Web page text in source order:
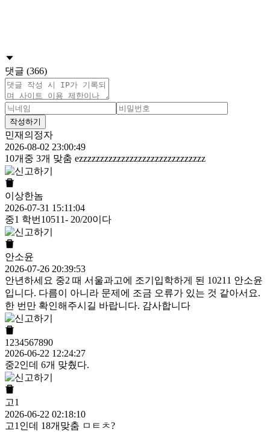
댓글 (366)
작성하기
민재의정자
2026-08-02 23:00:49
10개중 3개 맞춤 ezzzzzzzzzzzzzzzzzzzzzzzzzzzzzz
이상한놈
2026-07-31 15:11:04
중1 학번10511- 20/20이다
안소윤
2026-07-26 20:39:53
안년하세요 중2 때 서울과고에 조기입학하게 된 10211 안소윤
입니다. 다름이 아니라 문제에 조금 오류가 있는 것 같아서요.
한 번만 확인해주시길 바랍니다. 감사합니다
1234567890
2026-06-22 12:24:27
중2인데 6개 맞췄다.
고1
2026-06-22 02:18:10
고1인데 18개맞춤 ㅁㅌㅊ?